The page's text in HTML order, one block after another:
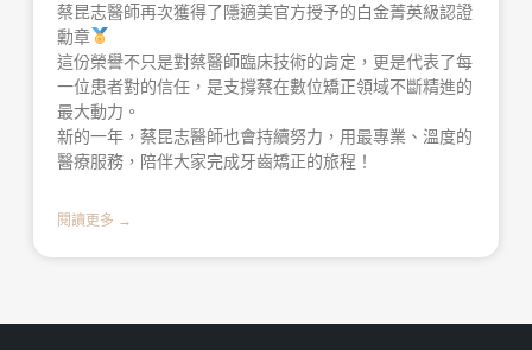
蔡昆志醫師再次獲得了隱適美官方授予的白金菁英級認證
勳章
這份榮譽不只是對蔡醫師臨床技術的肯定，更是代表了每
一位患者對的信任，是支撐蔡在數位矯正領域不斷精進的
最大動力。
新的一年，蔡昆志醫師也會持續努力，用最專業、溫度的
醫療服務，陪伴大家完成牙齒矯正的旅程！
閱讀更多 →